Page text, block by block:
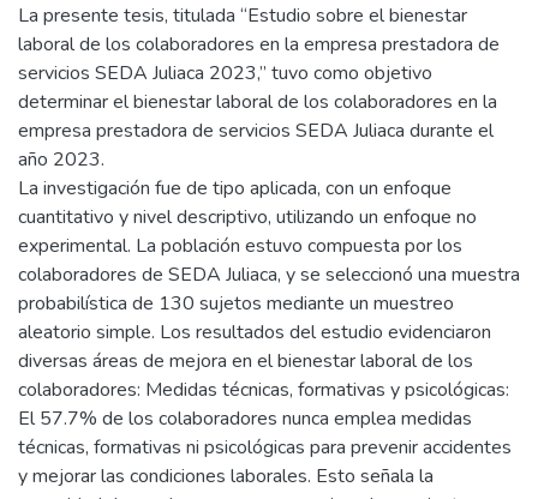
La presente tesis, titulada “Estudio sobre el bienestar
laboral de los colaboradores en la empresa prestadora de
servicios SEDA Juliaca 2023,” tuvo como objetivo
determinar el bienestar laboral de los colaboradores en la
empresa prestadora de servicios SEDA Juliaca durante el
año 2023.
La investigación fue de tipo aplicada, con un enfoque
cuantitativo y nivel descriptivo, utilizando un enfoque no
experimental. La población estuvo compuesta por los
colaboradores de SEDA Juliaca, y se seleccionó una muestra
probabilística de 130 sujetos mediante un muestreo
aleatorio simple. Los resultados del estudio evidenciaron
diversas áreas de mejora en el bienestar laboral de los
colaboradores: Medidas técnicas, formativas y psicológicas:
El 57.7% de los colaboradores nunca emplea medidas
técnicas, formativas ni psicológicas para prevenir accidentes
y mejorar las condiciones laborales. Esto señala la